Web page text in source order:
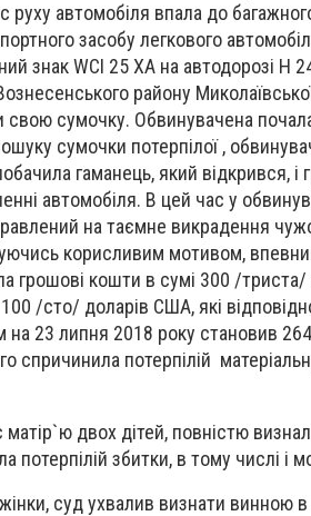
руху автомобіля впала до
засобу легкового
знак WCI 25 XA на автодорозі Н
району
свою сумочку. Обвинувачена
сумочки потерпілої ,
гаманець, який відкрився, і
автомобіля. В цей час у
на таємне викрадення
корисливим мотивом,
грошові кошти в сумі 300 /
/сто/ доларів США, які
на 23 липня 2018 року становив
спричинила потерпілій
двох дітей, повністю
потерпілій збитки, в тому числі і
суд ухвалив визнати винною в